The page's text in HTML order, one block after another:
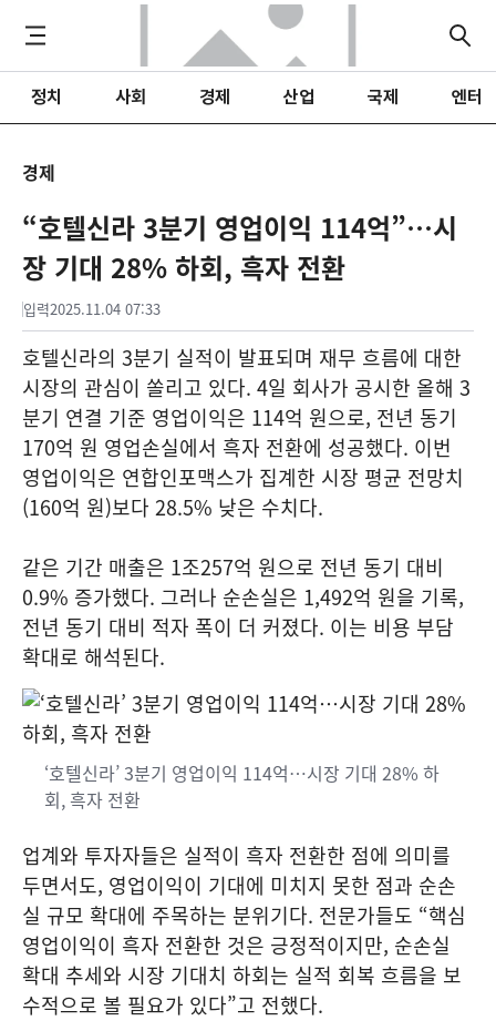
정치 사회 경제 산업 국제 엔터
경제
“호텔신라 3분기 영업이익 114억”…시
장 기대 28% 하회, 흑자 전환
입력2025.11.04 07:33
호텔신라의 3분기 실적이 발표되며 재무 흐름에 대한
시장의 관심이 쏠리고 있다. 4일 회사가 공시한 올해 3
분기 연결 기준 영업이익은 114억 원으로, 전년 동기
170억 원 영업손실에서 흑자 전환에 성공했다. 이번
영업이익은 연합인포맥스가 집계한 시장 평균 전망치
(160억 원)보다 28.5% 낮은 수치다.
같은 기간 매출은 1조257억 원으로 전년 동기 대비
0.9% 증가했다. 그러나 순손실은 1,492억 원을 기록,
전년 동기 대비 적자 폭이 더 커졌다. 이는 비용 부담
확대로 해석된다.
‘호텔신라’ 3분기 영업이익 114억…시장 기대 28% 하
회, 흑자 전환
업계와 투자자들은 실적이 흑자 전환한 점에 의미를
두면서도, 영업이익이 기대에 미치지 못한 점과 순손
실 규모 확대에 주목하는 분위기다. 전문가들도 “핵심
영업이익이 흑자 전환한 것은 긍정적이지만, 순손실
확대 추세와 시장 기대치 하회는 실적 회복 흐름을 보
수적으로 볼 필요가 있다”고 전했다.